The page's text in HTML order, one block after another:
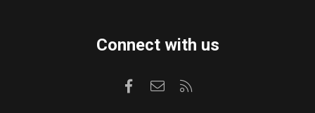
Connect with us
FacebookKontaktirajte nas